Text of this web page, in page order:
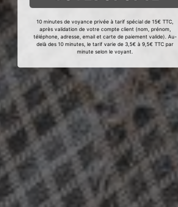
10 minutes de voyance privée à tarif spécial de 15€ TTC,
après validation de votre compte client (nom, prénom,
téléphone, adresse, email et carte de paiement valide). Au-
delà des 10 minutes, le tarif varie de 3,5€ à 9,5€ TTC par
minute selon le voyant.